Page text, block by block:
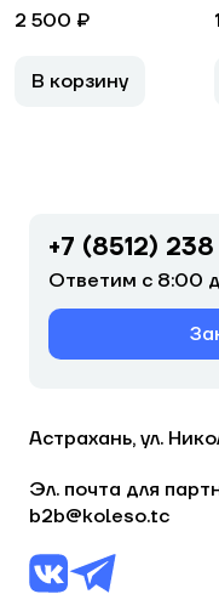
2 500 ₽
В корзину
+7 (8512)
Ответим с 8:00
Астрахань, ул.
Эл. почта для
b2b@koleso.tc